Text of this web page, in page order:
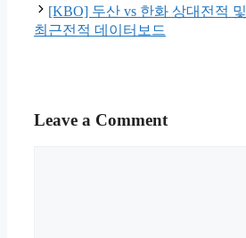
[KBO] 두산 vs 한화 상대전적 및
최근전적 데이터보드
Leave a Comment